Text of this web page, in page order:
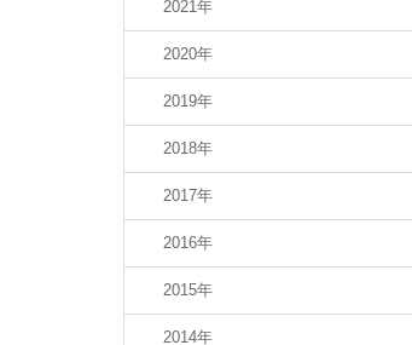
2021年
2020年
2019年
2018年
2017年
2016年
2015年
2014年